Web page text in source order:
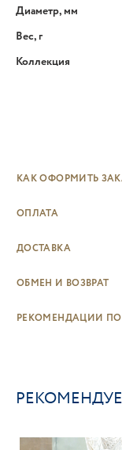
Диаметр, мм
Вес, г
Коллекция
КАК ОФОРМИТЬ
ОПЛАТА
ДОСТАВКА
ОБМЕН И ВОЗВРАТ
РЕКОМЕНДАЦИИ